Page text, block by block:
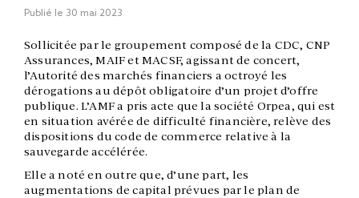
Publié le 30 mai 2023
Sollicitée par le groupement composé de la CDC, CNP
Assurances, MAIF et MACSF, agissant de concert,
l’Autorité des marchés financiers a octroyé les
dérogations au dépôt obligatoire d’un projet d’offre
publique. L’AMF a pris acte que la société Orpea, qui est
en situation avérée de difficulté financière, relève des
dispositions du code de commerce relative à la
sauvegarde accélérée.
Elle a noté en outre que, d’une part, les
augmentations de capital prévues par le plan de